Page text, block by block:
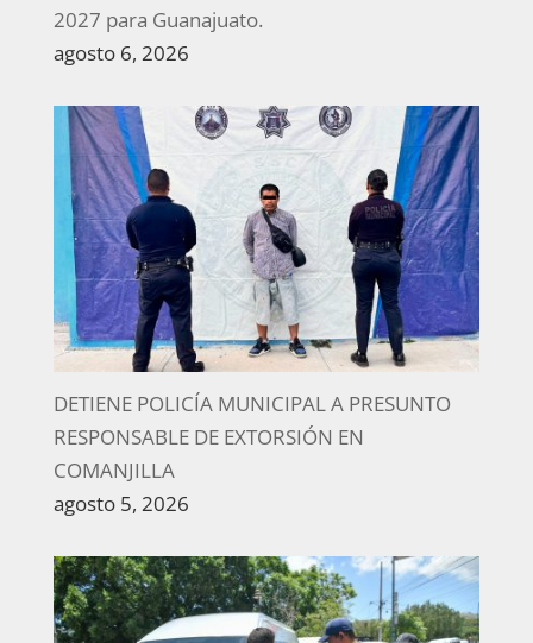
2027 para Guanajuato.
agosto 6, 2026
DETIENE POLICÍA MUNICIPAL A PRESUNTO
RESPONSABLE DE EXTORSIÓN EN
COMANJILLA
agosto 5, 2026